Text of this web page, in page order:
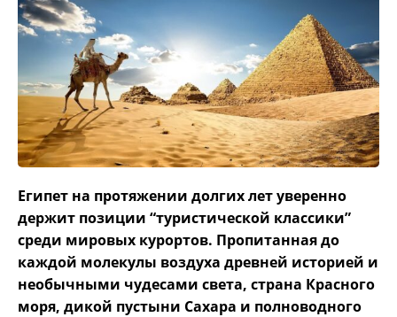
Египет на протяжении долгих лет уверенно
держит позиции “туристической классики”
среди мировых курортов. Пропитанная до
каждой молекулы воздуха древней историей и
необычными чудесами света, страна Красного
моря, дикой пустыни Сахара и полноводного